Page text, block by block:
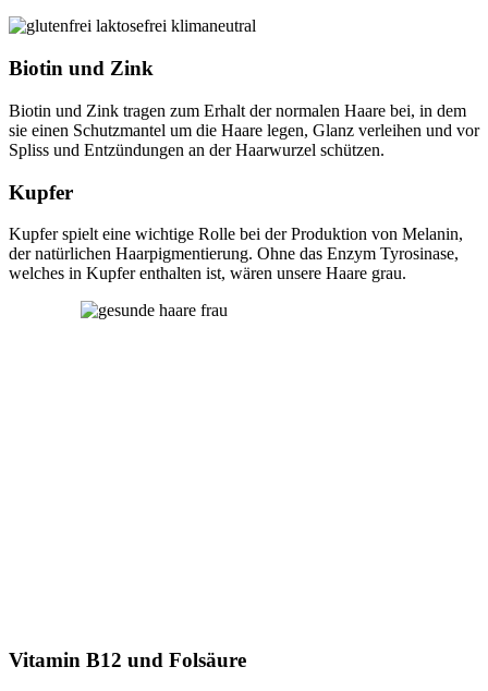
Biotin und Zink
Biotin und Zink tragen zum Erhalt der normalen Haare bei, in dem
sie einen Schutzmantel um die Haare legen, Glanz verleihen und vor
Spliss und Entzündungen an der Haarwurzel schützen.
Kupfer
Kupfer spielt eine wichtige Rolle bei der Produktion von Melanin,
der natürlichen Haarpigmentierung. Ohne das Enzym Tyrosinase,
welches in Kupfer enthalten ist, wären unsere Haare grau.
Vitamin B12 und Folsäure